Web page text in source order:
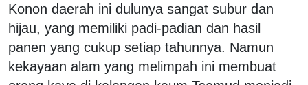
Konon daerah ini dulunya sangat subur dan
hijau, yang memiliki padi-padian dan hasil
panen yang cukup setiap tahunnya. Namun
kekayaan alam yang melimpah ini membuat